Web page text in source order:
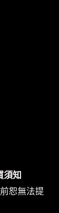
須知
恕無法提